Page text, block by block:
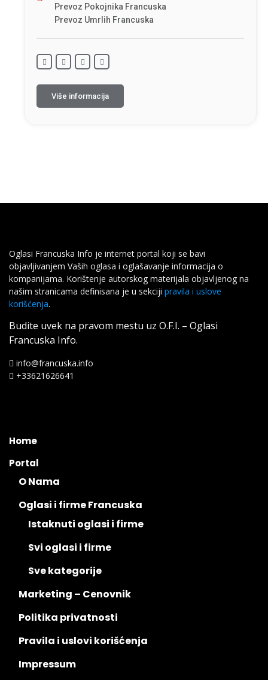
Prevoz Pokojnika Francuska
Prevoz Umrlih Francuska
Više informacija
Oglasi Francuska Info je internet portal koji se bavi
objavljivanjem Vaših oglasa i oglašavanje informacija o
kompanijama. Korištenje autorskog materijala objavljenog na
našim stranicama definisana je u sekciji pravila i uslove
korišćenja.
Budite uvek na pravom mestu uz O.F.I. – Oglasi
Francuska Info.
info@francuska.info
+33621626641
Home
Portal
O Nama
Oglasi i firme Francuska
Istaknuti oglasi i firme
Svi oglasi i firme
Sve kategorije
Marketing – Cenovnik
Politika privatnosti
Pravila i uslovi korišćenja
Impressum